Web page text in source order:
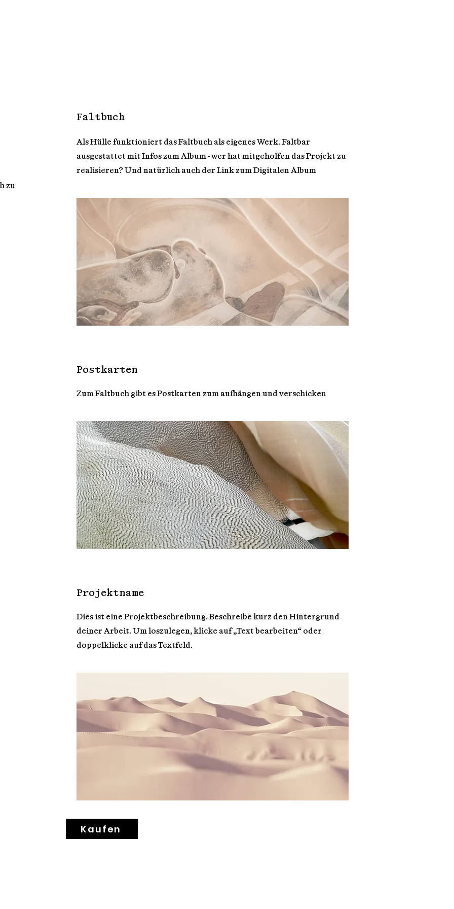
zu
Faltbuch
Als Hülle funktioniert das Faltbuch als eigenes Werk. Faltbar
ausgestattet mit Infos zum Album - wer hat mitgeholfen das Projekt zu
realisieren? Und natürlich auch der Link zum Digitalen Album
Postkarten
Zum Faltbuch gibt es Postkarten zum aufhängen und verschicken
Projektname
Dies ist eine Projektbeschreibung. Beschreibe kurz den Hintergrund
deiner Arbeit. Um loszulegen, klicke auf „Text bearbeiten“ oder
doppelklicke auf das Textfeld.
Kaufen